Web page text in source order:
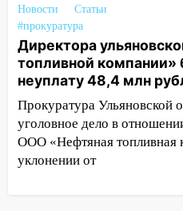
хаски: куда сходить
области 8–9 августа
10:11 Директора
«Нефтяной
судить за неуплату
налогов
09:28 Дети на
велосипедисты,
Новости
Статьи
#прокуратура
Директора
топливной компании»
неуплату 48,4 млн
Прокуратура Ульяновской
уголовное дело в
ООО «Нефтяная топливная
уклонении от